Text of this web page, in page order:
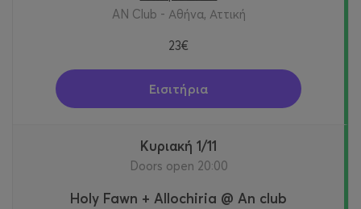
AN Club - Αθήνα, Αττική
23€
Εισιτήρια
Κυριακή 1/11
Doors open 20:00
Holy Fawn + Allochiria @ An club